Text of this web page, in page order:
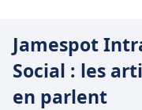
Jamespot
Social : les
en parlent